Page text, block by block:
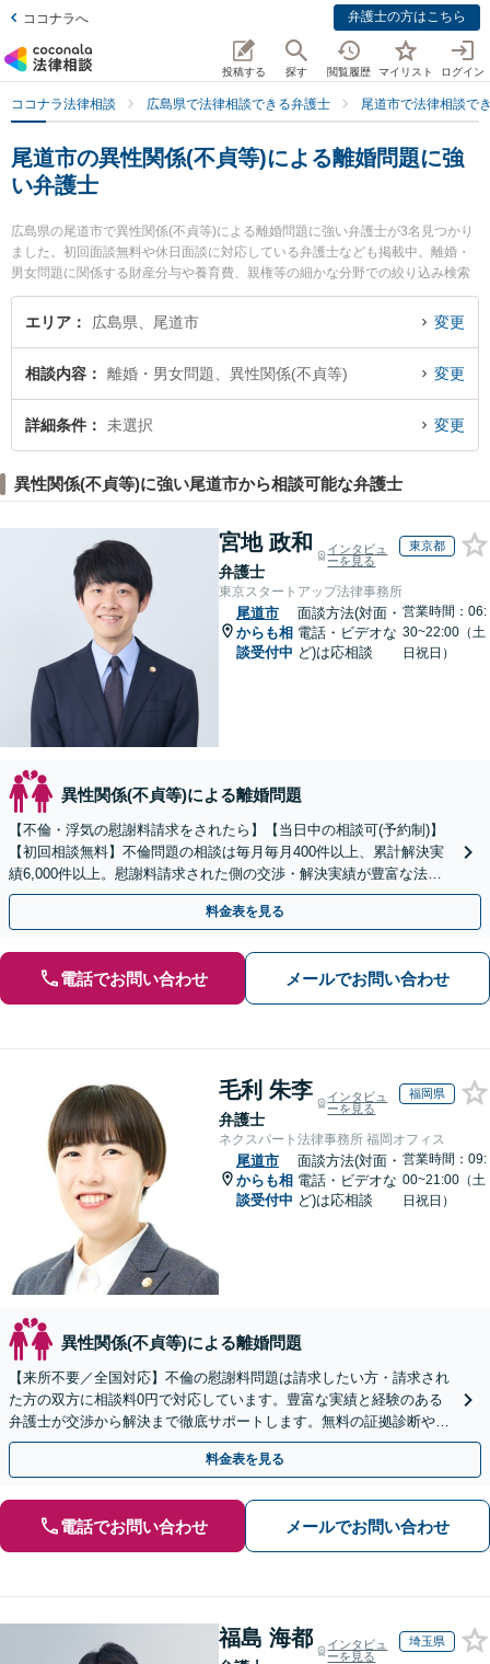
ココナラへ 弁護士の方はこちら
投稿する 探す 閲覧履歴 マイリスト ログイン
ココナラ法律相談 広島県で法律相談できる弁護士 尾道市で法律相談で
尾道市の異性関係(不貞等)による離婚問題に強
い弁護士
広島県の尾道市で異性関係(不貞等)による離婚問題に強い弁護士が3名見つかり
ました。初回面談無料や休日面談に対応している弁護士なども掲載中。離婚・
男女問題に関係する財産分与や養育費、親権等の細かな分野での絞り込み検索
もでき便利です。特に尾道総合法律事務所の大住 広太弁護士や岡野法律事務所
尾道支店の田房 教平弁護士、尾道総合法律事務所の井上 正信弁護士のプロフィ
したい』『異性関係(不貞等)による離婚問題のトラブル解決の実績豊富な近くの
弁護士を検索したい』『初回相談無料で異性関係(不貞等)による離婚問題を法律
相談できる尾道市内の弁護士に相談予約したい』などでお困りの相談者さんに
エリア 広島県、尾道市 変更
相談内容 離婚・男女問題、異性関係(不貞等) 変更
詳細条件 未選択 変更
異性関係(不貞等)に強い尾道市から相談可能な弁護士
宮地 政和
弁護士
インタビュ
ーを見る
東京都
東京スタートアップ法律事務所
尾道市
からも相
談受付中
面談方法(対面・
電話・ビデオな
ど)は応相談
営業時間：06:
30~22:00（土
日祝日）
異性関係(不貞等)による離婚問題
【不倫・浮気の慰謝料請求をされたら】【当日中の相談可(予約制)】
【初回相談無料】不倫問題の相談は毎月毎月400件以上、累計解決実
績6,000件以上。慰謝料請求された側の交渉・解決実績が豊富な法律
事務所です。
料金表を見る
電話でお問い合わせ メールでお問い合わせ
毛利 朱李
弁護士
インタビュ
ーを見る
福岡県
ネクスパート法律事務所 福岡オフィス
尾道市
からも相
談受付中
面談方法(対面・
電話・ビデオな
ど)は応相談
営業時間：09:
00~21:00（土
日祝日）
異性関係(不貞等)による離婚問題
【来所不要／全国対応】不倫の慰謝料問題は請求したい方・請求され
た方の双方に相談料0円で対応しています。豊富な実績と経験のある
弁護士が交渉から解決まで徹底サポートします。無料の証拠診断や着
手金の返還保証もありますので安心してご相談ください。
料金表を見る
電話でお問い合わせ メールでお問い合わせ
福島 海都
インタビュ
ーを見る
埼玉県